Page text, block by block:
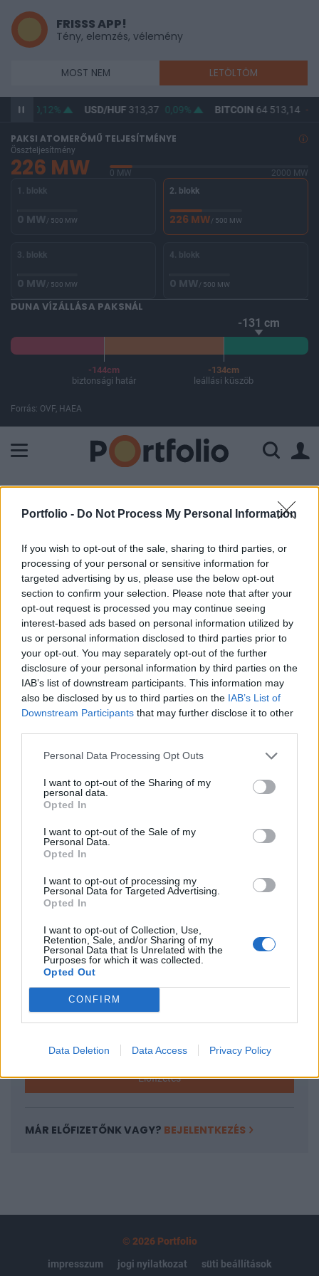
Portfolio - Do Not Process My Personal Information
If you wish to opt-out of the sale, sharing to third parties, or
processing of your personal or sensitive information for
targeted advertising by us, please use the below opt-out
section to confirm your selection. Please note that after your
opt-out request is processed you may continue seeing
interest-based ads based on personal information utilized by
us or personal information disclosed to third parties prior to
your opt-out. You may separately opt-out of the further
disclosure of your personal information by third parties on the
IAB’s list of downstream participants. This information may
also be disclosed by us to third parties on the IAB’s List of
Downstream Participants that may further disclose it to other
Personal Data Processing Opt Outs
I want to opt-out of the Sharing of my
personal data.
Opted In
I want to opt-out of the Sale of my
Personal Data.
Opted In
I want to opt-out of processing my
Personal Data for Targeted Advertising.
Opted In
I want to opt-out of Collection, Use,
Retention, Sale, and/or Sharing of my
Personal Data that Is Unrelated with the
Purposes for which it was collected.
Opted Out
CONFIRM
Data Deletion Data Access Privacy Policy
FRISSS APP!
Tény, elemzés, vélemény
MOST NEM LETÖLTÖM
0,12% USD/HUF313,37 0,09% BITCOIN64 513,14 -
PAKSI ATOMERŐMŰ TELJESÍTMÉNYE
Összteljesítmény
226 MW 0 MW
2000 MW
1. blokk
0 MW/ 500 MW
2. blokk
226 MW/ 500 MW
3. blokk
0 MW/ 500 MW
4. blokk
0 MW/ 500 MW
DUNA VÍZÁLLÁSA PAKSNÁL
-131 cm
-144cm
biztonsági határ
-134cm
leállási küszöb
Forrás: OVF, HAEA
azonosítottak Indiában
MTI
2020. április 09. 10:46
Az indiai hatóságok koronavírus-gócpontok
tucatjait azonosították és zárták le Újdelhiben és
több nagyobb államban a koronavírus-fertőzöttek
növekvő számának csökkentésére irányuló
erőfeszítéseik részeként.
Legalább 20, sűrűn lakott helységet és kereskedelmi
- helyi idő szerint - szerda éjféltől - mondta Manís Sziszodia
delhi főminiszter-helyettes, hozzátéve, hogy tilos a ki-
legnépesebbjének számító Uttar Prades északi államban a
hatóságok 15 kerületben...
KEDVES OLVASÓNK!
A keresett cikk a portfolio.hu hírarchívumához
tartozik, melynek olvasása előfizetéses
regisztrációhoz kötött.
Az előfizetés a következőket tartalmazza:
Portfolio.hu teljes cikkarchívum
Kötéslisták: BÉT elmúlt 2 év napon belüli
Előfizetés
MÁR ELŐFIZETŐNK VAGY? BEJELENTKEZÉS
© 2026 Portfolio
impresszum
jogi nyilatkozat süti beállítások